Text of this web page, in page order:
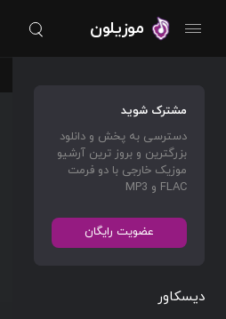
موزیلون
مشترک شوید
دسترسی به پخش و دانلود
بزرگترین و بروز ترین آرشیو
موزیک خارجی با دو فرمت
FLAC و MP3
عضویت رایگان
دیسکاور